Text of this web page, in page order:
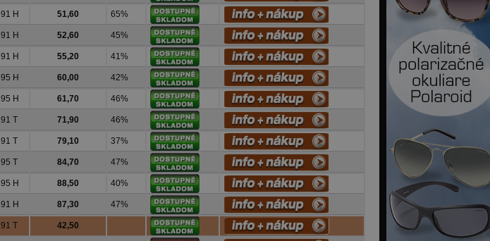
91 H 51,60 65%
91 H 52,60 45%
91 H 55,20 41%
95 H 60,00 42%
95 H 61,70 46%
91 T 71,90 46%
91 T 79,10 37%
95 T 84,70 47%
95 H 88,50 40%
91 H 87,30 47%
91 T 42,50